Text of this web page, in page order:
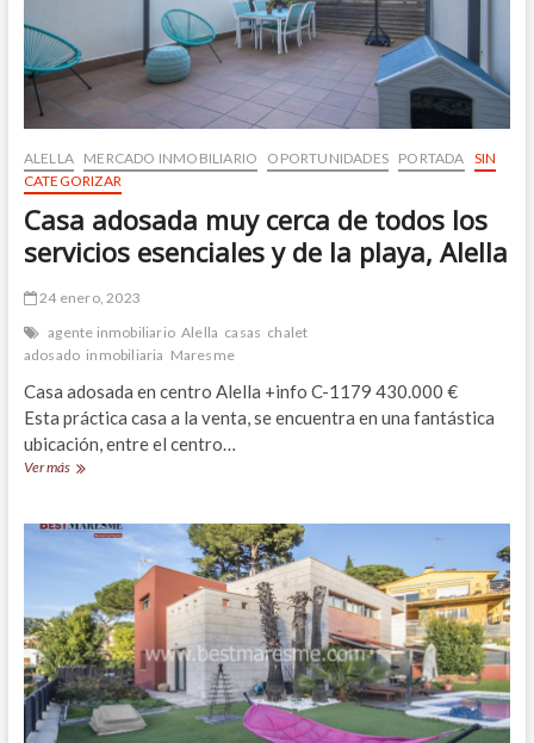
Teia
ALELLA MERCADO INMOBILIARIO OPORTUNIDADES PORTADA SIN
CATEGORIZAR
Casa adosada muy cerca de todos los
servicios esenciales y de la playa, Alella
24 enero, 2023
agente inmobiliario Alella casas chalet
adosado inmobiliaria Maresme
Casa adosada en centro Alella +info C-1179 430.000 €
Esta práctica casa a la venta, se encuentra en una fantástica
ubicación, entre el centro…
Ver másCasa
cerca
servicios
esenciales
y
de
la
playa,